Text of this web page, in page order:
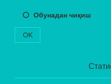
Обунадан чиқиш
OK